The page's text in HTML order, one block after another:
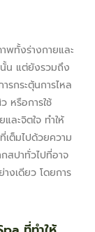
พทั้งร่างกายและ
นั้น แต่ยังรวมถึง
รกระตุ้นการไหล
หรือการใช้
ละจิตใจ ทำให้
เต็มไปด้วยความ
สปาทั่วไปที่อาจ
งเดียว โดยการ